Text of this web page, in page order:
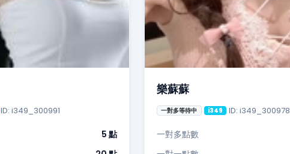
ID: i349_300991
5 點
樂蘇蘇
一對多等待中 i349 ID: i349_300978
一對多點數